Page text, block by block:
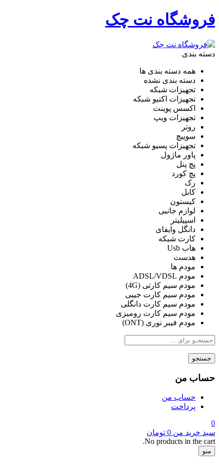
فروشگاه نت چک
دسته بندی
همه دسته بندی ها
دسته بندی نشده
تجهیزات شبکه
تجهیزات اکتیو شبکه
اکسس پوینت
تجهیزات ویپ
روتر
سوییچ
تجهیزات پسیو شبکه
پاور ماژول
پچ پنل
پچ کورد
رک
کابل
کیستون
لوازم جانبی
اسپیلیتر
دانگل وایفای
کارت شبکه
هاب Usb
هدست
مودم ها
مودم ADSL/VDSL
مودم سیم کارتی (4G)
مودم سیم کارت جیبی
مودم سیم کارت دانگلی
مودم سیم کارت رومیزی
مودم فیبر نوری (ONT)
جستجو
حساب من
حساب من
پرداخت
0
سبد خرید من 0 تومان
No products in the cart.
منو